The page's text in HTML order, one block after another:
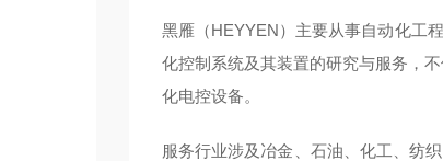
黑雁（HEYYEN）主要从事自动化工
化控制系统及其装置的研究与服务，
化电控设备。
服务行业涉及冶金、石油、化工、纺